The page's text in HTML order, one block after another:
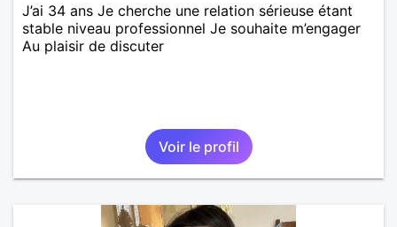
J’ai 34 ans Je cherche une relation sérieuse étant
stable niveau professionnel Je souhaite m’engager
Au plaisir de discuter
Voir le profil